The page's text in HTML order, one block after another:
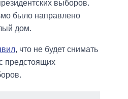
выборов.
было направлено
дом.
, что не будет снимать
предстоящих